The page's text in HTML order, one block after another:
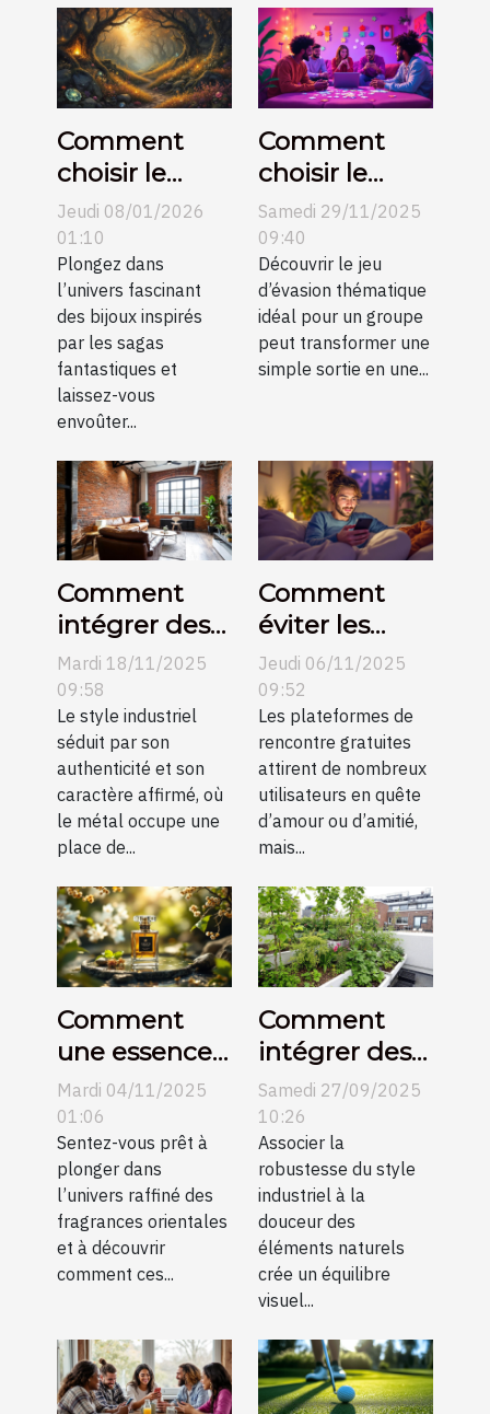
Comment
choisir le
parfait bijou
inspiré de
célèbres
sagas
fantastiques
?
Jeudi 08/01/2026
01:10
Plongez dans
l’univers fascinant
des bijoux inspirés
par les sagas
fantastiques et
laissez-vous
envoûter...
Comment
choisir le
meilleur jeu
d'évasion
thématique
pour votre
groupe ?
Samedi 29/11/2025
09:40
Découvrir le jeu
d’évasion thématique
idéal pour un groupe
peut transformer une
simple sortie en une...
Comment
intégrer des
éléments
métalliques
dans un salon
industriel ?
Mardi 18/11/2025
09:58
Le style industriel
séduit par son
authenticité et son
caractère affirmé, où
le métal occupe une
place de...
Comment
éviter les
pièges des
plateformes
de rencontre
gratuites ?
Jeudi 06/11/2025
09:52
Les plateformes de
rencontre gratuites
attirent de nombreux
utilisateurs en quête
d’amour ou d’amitié,
mais...
Comment
une essence
orientale
peut définir
l'élégance
moderne ?
Mardi 04/11/2025
01:06
Sentez-vous prêt à
plonger dans
l’univers raffiné des
fragrances orientales
et à découvrir
comment ces...
Comment
intégrer des
éléments
naturels dans
un décor
industriel ?
Samedi 27/09/2025
10:26
Associer la
robustesse du style
industriel à la
douceur des
éléments naturels
crée un équilibre
visuel...